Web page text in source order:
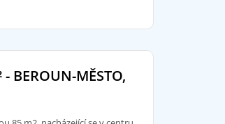
- BEROUN-MĚSTO,